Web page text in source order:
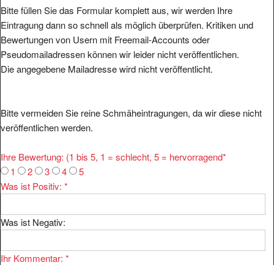
Bitte füllen Sie das Formular komplett aus, wir werden Ihre
Eintragung dann so schnell als möglich überprüfen. Kritiken und
Bewertungen von Usern mit Freemail-Accounts oder
Pseudomailadressen können wir leider nicht veröffentlichen.
Die angegebene Mailadresse wird nicht veröffentlicht.
Bitte vermeiden Sie reine Schmäheintragungen, da wir diese nicht
veröffentlichen werden.
Ihre Bewertung: (1 bis 5, 1 = schlecht, 5 = hervorragend*
1
2 3 4
5
Was ist Positiv: *
Was ist Negativ:
Ihr Kommentar: *